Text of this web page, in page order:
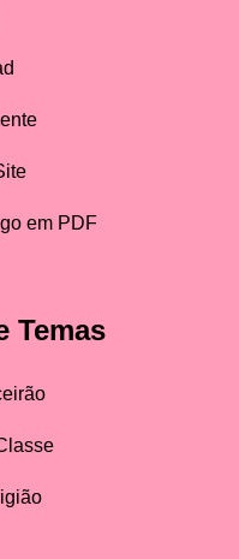
em PDF
Temas